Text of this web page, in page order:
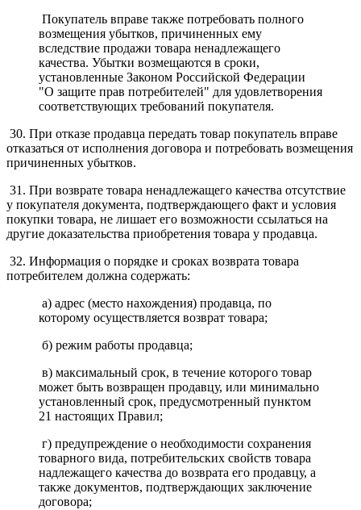
Покупатель вправе также потребовать полного
возмещения убытков, причиненных ему
вследствие продажи товара ненадлежащего
качества. Убытки возмещаются в сроки,
установленные Законом Российской Федерации
"О защите прав потребителей" для удовлетворения
соответствующих требований покупателя.
30. При отказе продавца передать товар покупатель вправе
отказаться от исполнения договора и потребовать возмещения
причиненных убытков.
31. При возврате товара ненадлежащего качества отсутствие
у покупателя документа, подтверждающего факт и условия
покупки товара, не лишает его возможности ссылаться на
другие доказательства приобретения товара у продавца.
32. Информация о порядке и сроках возврата товара
потребителем должна содержать:
а) адрес (место нахождения) продавца, по
которому осуществляется возврат товара;
б) режим работы продавца;
в) максимальный срок, в течение которого товар
может быть возвращен продавцу, или минимально
установленный срок, предусмотренный пунктом
21 настоящих Правил;
г) предупреждение о необходимости сохранения
товарного вида, потребительских свойств товара
надлежащего качества до возврата его продавцу, а
также документов, подтверждающих заключение
договора;